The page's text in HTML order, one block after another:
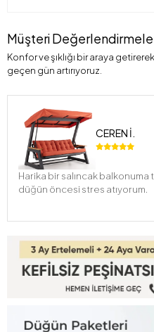
Müşteri
Konfor ve şıklığı bir araya
geçen gün artırıyoruz.
CEREN İ.
Harika bir salıncak balkonuma
düğün öncesi stres atıyorum.